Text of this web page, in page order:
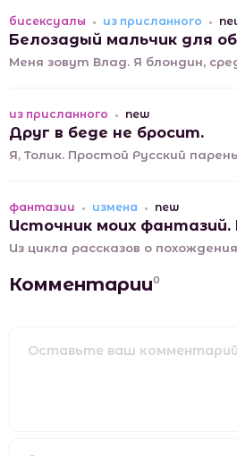
бисексуалы из присланного
Белозадый мальчик для
Меня зовут Влад. Я блондин,
из присланного new
Друг в беде не бросит.
Я, Толик. Простой Русский
фантазии измена new
Источник моих фантазий.
Из цикла рассказов о
Комментарии0